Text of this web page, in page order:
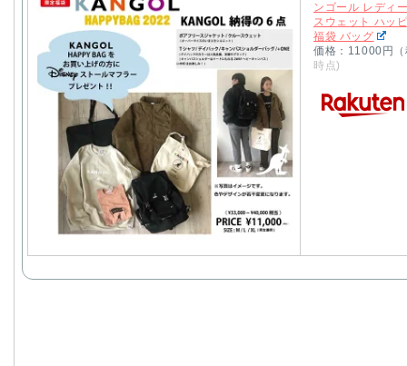
ンゴール レディ
スウェット ハッ
福袋 バッグ
価格：11000円
時点)